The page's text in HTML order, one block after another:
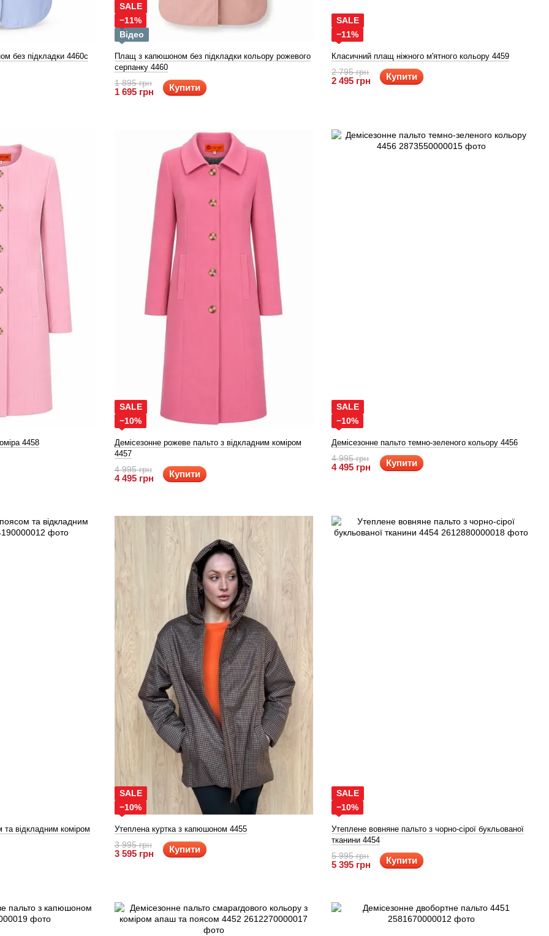
без підкладки 4460с
SALE
−11%
Відео
Плащ з капюшоном без підкладки кольору рожевого
серпанку 4460
1 895 грн
1 695 грн Купити
SALE
−11%
Класичний плащ ніжного м'ятного кольору 4459
2 795 грн
2 495 грн Купити
4458
SALE
−10%
Демісезонне рожеве пальто з відкладним коміром
4457
4 995 грн
4 495 грн Купити
SALE
−10%
Демісезонне пальто темно-зеленого кольору 4456
4 995 грн
4 495 грн Купити
відкладним коміром
SALE
−10%
Утеплена куртка з капюшоном 4455
3 995 грн
3 595 грн Купити
SALE
−10%
Утеплене вовняне пальто з чорно-сірої букльованої
тканини 4454
5 995 грн
5 395 грн Купити